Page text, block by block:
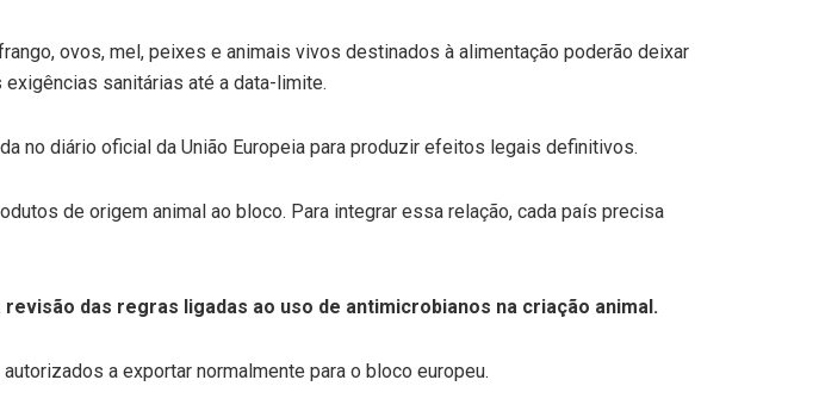
ovos, mel, peixes e animais vivos destinados à alimentação poderão deixar
sanitárias até a data-limite.
no diário oficial da União Europeia para produzir efeitos legais definitivos.
de origem animal ao bloco. Para integrar essa relação, cada país precisa
das regras ligadas ao uso de antimicrobianos na criação animal.
a exportar normalmente para o bloco europeu.